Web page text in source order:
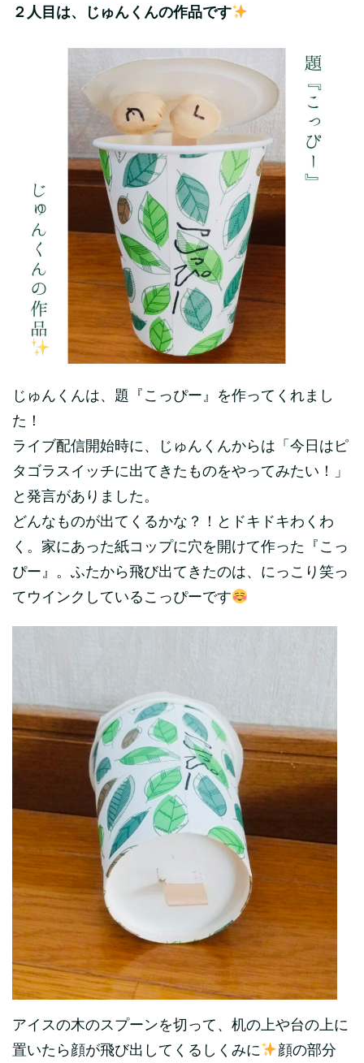
２人目は、じゅんくんの作品です
じゅんくんは、題『こっぴー』を作ってくれまし
た！
ライブ配信開始時に、じゅんくんからは「今日はピ
タゴラスイッチに出てきたものをやってみたい！」
と発言がありました。
どんなものが出てくるかな？！とドキドキわくわ
く。家にあった紙コップに穴を開けて作った『こっ
ぴー』。ふたから飛び出てきたのは、にっこり笑っ
てウインクしているこっぴーです
アイスの木のスプーンを切って、机の上や台の上に
置いたら顔が飛び出してくるしくみに
顔の部分